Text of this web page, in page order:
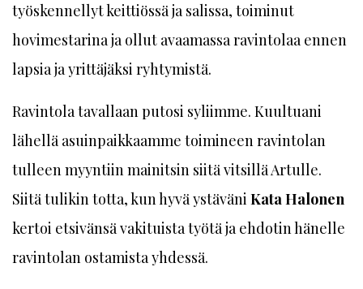
työskennellyt keittiössä ja salissa, toiminut
hovimestarina ja ollut avaamassa ravintolaa ennen
lapsia ja yrittäjäksi ryhtymistä.
Ravintola tavallaan putosi syliimme. Kuultuani
lähellä asuinpaikkaamme toimineen ravintolan
tulleen myyntiin mainitsin siitä vitsillä Artulle.
Siitä tulikin totta, kun hyvä ystäväni Kata Halonen
kertoi etsivänsä vakituista työtä ja ehdotin hänelle
ravintolan ostamista yhdessä.